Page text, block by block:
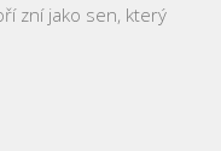
zní jako sen, který